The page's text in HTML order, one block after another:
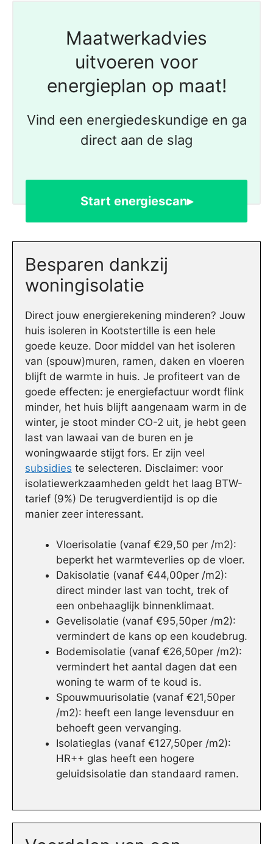
Maatwerkadvies
uitvoeren voor
energieplan op maat!
Vind een energiedeskundige en ga
direct aan de slag
Start energiescan▸
Besparen dankzij
woningisolatie
Direct jouw energierekening minderen? Jouw
huis isoleren in Kootstertille is een hele
goede keuze. Door middel van het isoleren
van (spouw)muren, ramen, daken en vloeren
blijft de warmte in huis. Je profiteert van de
goede effecten: je energiefactuur wordt flink
minder, het huis blijft aangenaam warm in de
winter, je stoot minder CO-2 uit, je hebt geen
last van lawaai van de buren en je
woningwaarde stijgt fors. Er zijn veel
subsidies te selecteren. Disclaimer: voor
isolatiewerkzaamheden geldt het laag BTW-
tarief (9%) De terugverdientijd is op die
manier zeer interessant.
Vloerisolatie (vanaf €29,50 per /m2):
beperkt het warmteverlies op de vloer.
Dakisolatie (vanaf €44,00per /m2):
direct minder last van tocht, trek of
een onbehaaglijk binnenklimaat.
Gevelisolatie (vanaf €95,50per /m2):
vermindert de kans op een koudebrug.
Bodemisolatie (vanaf €26,50per /m2):
vermindert het aantal dagen dat een
woning te warm of te koud is.
Spouwmuurisolatie (vanaf €21,50per
/m2): heeft een lange levensduur en
behoeft geen vervanging.
Isolatieglas (vanaf €127,50per /m2):
HR++ glas heeft een hogere
geluidsisolatie dan standaard ramen.